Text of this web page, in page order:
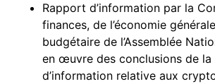
Rapport d’information par la
finances, de l’économie
budgétaire de l’Assemblée
en œuvre des conclusions de la
d’information relative aux